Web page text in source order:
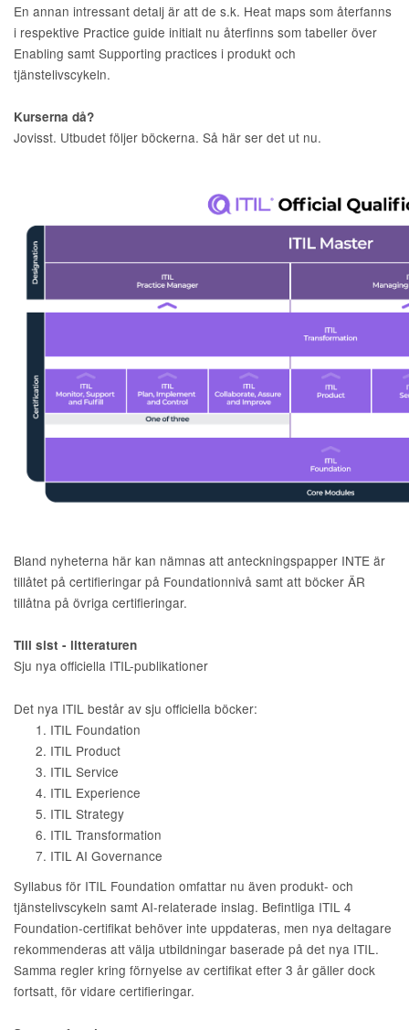
En annan intressant detalj är att de s.k. Heat maps som återfanns
i respektive Practice guide initialt nu återfinns som tabeller över
Enabling samt Supporting practices i produkt och
tjänstelivscykeln.
Kurserna då?
Jovisst. Utbudet följer böckerna. Så här ser det ut nu.
Bland nyheterna här kan nämnas att anteckningspapper INTE är
tillåtet på certifieringar på Foundationnivå samt att böcker ÄR
tillåtna på övriga certifieringar.
Till sist - litteraturen
Sju nya officiella ITIL-publikationer
Det nya ITIL består av sju officiella böcker:
ITIL Foundation
ITIL Product
ITIL Service
ITIL Experience
ITIL Strategy
ITIL Transformation
ITIL AI Governance
Syllabus för ITIL Foundation omfattar nu även produkt- och
tjänstelivscykeln samt AI-relaterade inslag. Befintliga ITIL 4
Foundation-certifikat behöver inte uppdateras, men nya deltagare
rekommenderas att välja utbildningar baserade på det nya ITIL.
Samma regler kring förnyelse av certifikat efter 3 år gäller dock
fortsatt, för vidare certifieringar.